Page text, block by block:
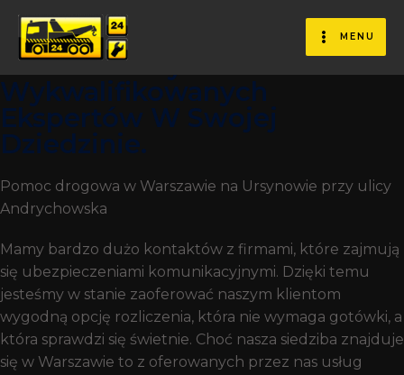
MENU
Pomoc Drogowa W Czasie
Jazdy Jesteśmy Firmą, Która
Zatrudnia Wysoko
Wykwalifikowanych
Ekspertów W Swojej
Dziedzinie.
Pomoc drogowa w Warszawie na Ursynowie przy ulicy
Andrychowska
Mamy bardzo dużo kontaktów z firmami, które zajmują
się ubezpieczeniami komunikacyjnymi. Dzięki temu
jesteśmy w stanie zaoferować naszym klientom
wygodną opcję rozliczenia, która nie wymaga gotówki, a
która sprawdzi się świetnie. Choć nasza siedziba znajduje
się w Warszawie to z oferowanych przez nas usług